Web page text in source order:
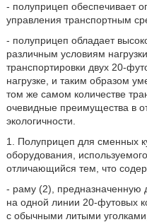
- полуприцеп обеспечивает
управления транспортным
- полуприцеп обладает
различным условиям
транспортировки двух 20-
нагрузке, и таким образом
том же самом количестве
очевидные преимущества в
экологичности.
1. Полуприцеп для сменных
оборудования,
отличающийся тем, что
- раму (2), предназначенную
на одной линии 20-футовых
с обычными литыми уголками,